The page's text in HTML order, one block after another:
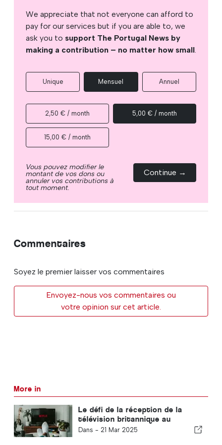
We appreciate that not everyone can afford to
pay for our services but if you are able to, we
ask you to support The Portugal News by
making a contribution – no matter how small.
Unique Mensuel Annuel
2,50 € / month 5,00 € / month
15,00 € / month
Vous pouvez modifier le
montant de vos dons ou
annuler vos contributions à
tout moment.
Continue →
Commentaires
Soyez le premier laisser vos commentaires
Envoyez-nous vos commentaires ou
votre opinion sur cet article.
More in
Le défi de la réception de la
télévision britannique au
Portugal
Dans - 21 Mar 2025